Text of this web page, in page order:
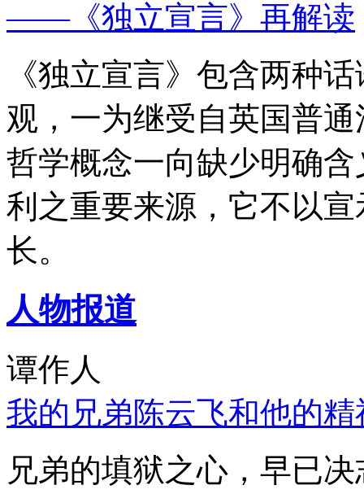
——《独立宣言》再解读
《独立宣言》包含两种
观，一为继受自英国普
哲学概念一向缺少明确
利之重要来源，它不以
长。
人物报道
谭作人
我的兄弟陈云飞和他的
兄弟的填狱之心，早已